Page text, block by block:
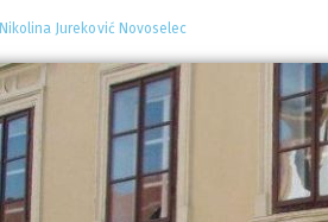
Nikolina Jureković Novoselec